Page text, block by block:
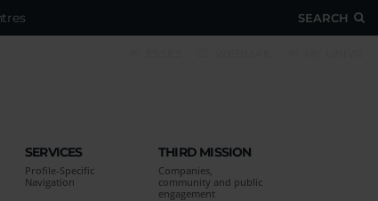
SEARCH
SERVICES
Profile-Specific
Navigation
THIRD MISSION
Companies,
community and public
engagement